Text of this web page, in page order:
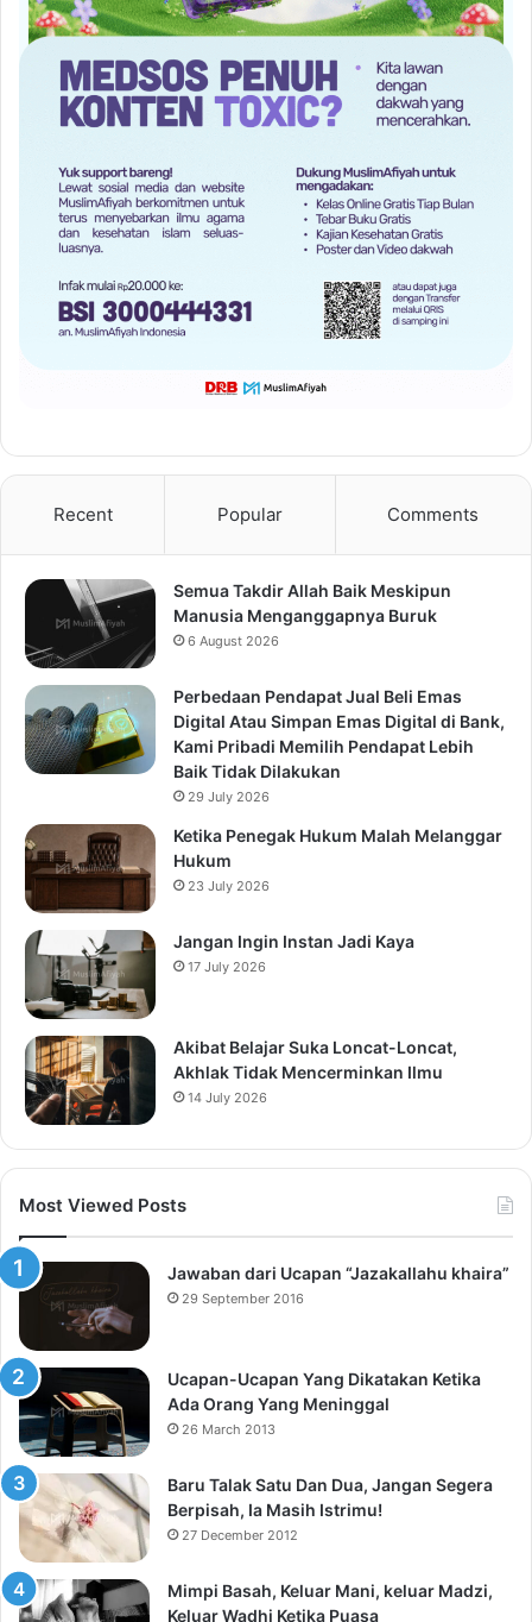
Recent Popular Comments
Semua Takdir Allah Baik Meskipun
Manusia Menganggapnya Buruk
6 August 2026
Perbedaan Pendapat Jual Beli Emas
Digital Atau Simpan Emas Digital di Bank,
Kami Pribadi Memilih Pendapat Lebih
Baik Tidak Dilakukan
29 July 2026
Ketika Penegak Hukum Malah Melanggar
Hukum
23 July 2026
Jangan Ingin Instan Jadi Kaya
17 July 2026
Akibat Belajar Suka Loncat-Loncat,
Akhlak Tidak Mencerminkan Ilmu
14 July 2026
Most Viewed Posts
Jawaban dari Ucapan “Jazakallahu khaira”
29 September 2016
Ucapan-Ucapan Yang Dikatakan Ketika
Ada Orang Yang Meninggal
26 March 2013
Baru Talak Satu Dan Dua, Jangan Segera
Berpisah, Ia Masih Istrimu!
27 December 2012
Mimpi Basah, Keluar Mani, keluar Madzi,
Keluar Wadhi Ketika Puasa